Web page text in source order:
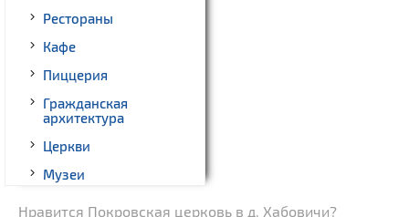
Рестораны
Кафе
Пиццерия
Гражданская
архитектура
Церкви
Музеи
Нравится Покровская церковь в д. Хабовичи?